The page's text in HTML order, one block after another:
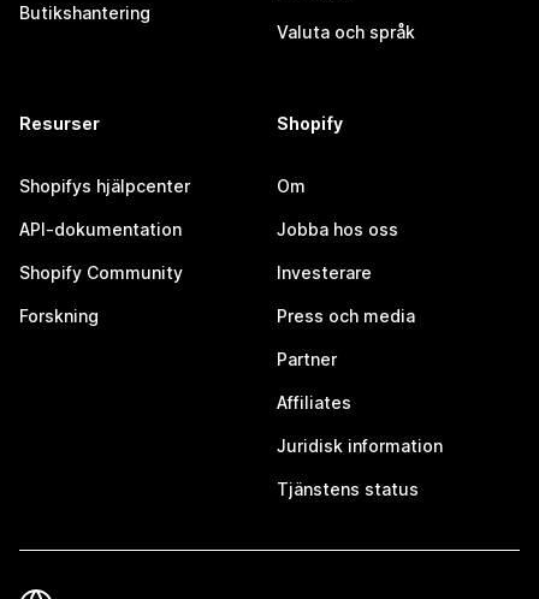
Butikshantering
Valuta och språk
Resurser
Shopifys hjälpcenter
API-dokumentation
Shopify Community
Forskning
Shopify
Om
Jobba hos oss
Investerare
Press och media
Partner
Affiliates
Juridisk information
Tjänstens status